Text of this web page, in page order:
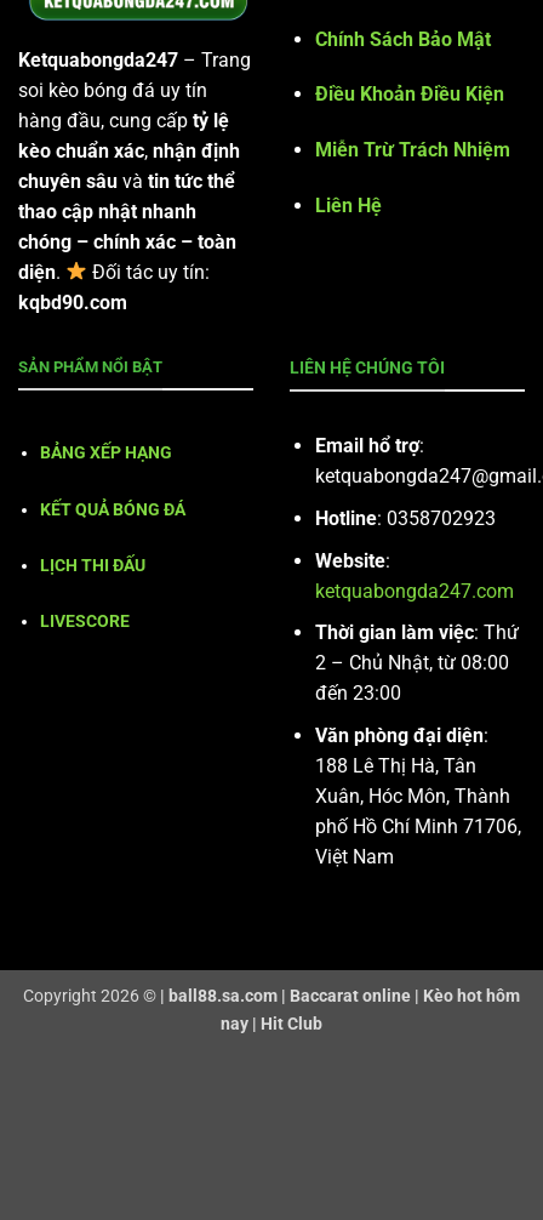
Ketquabongda247 – Trang
soi kèo bóng đá uy tín
hàng đầu, cung cấp tỷ lệ
kèo chuẩn xác, nhận định
chuyên sâu và tin tức thể
thao cập nhật nhanh
chóng – chính xác – toàn
diện.
Đối tác uy tín:
kqbd90.com
Chính Sách Bảo Mật
Điều Khoản Điều Kiện
Miễn Trừ Trách Nhiệm
Liên Hệ
SẢN PHẨM NỔI BẬT
BẢNG XẾP HẠNG
KẾT QUẢ BÓNG ĐÁ
LỊCH THI ĐẤU
LIVESCORE
LIÊN HỆ CHÚNG TÔI
Email hổ trợ:
Hotline: 0358702923
Website:
ketquabongda247.com
Thời gian làm việc: Thứ
2 – Chủ Nhật, từ 08:00
đến 23:00
Văn phòng đại diện:
188 Lê Thị Hà, Tân
Xuân, Hóc Môn, Thành
phố Hồ Chí Minh 71706,
Việt Nam
Copyright 2026 © | ball88.sa.com | Baccarat online | Kèo hot hôm
nay | Hit Club